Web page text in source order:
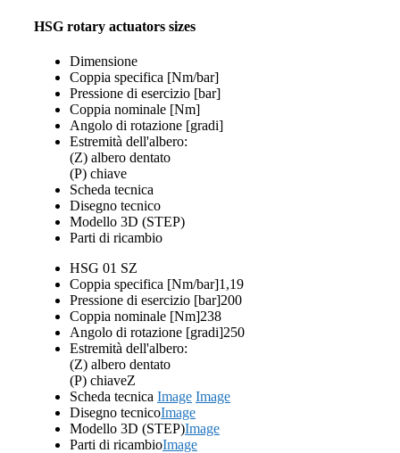
HSG rotary actuators sizes
Dimensione
Coppia specifica [Nm/bar]
Pressione di esercizio [bar]
Coppia nominale [Nm]
Angolo di rotazione [gradi]
Estremità dell'albero:
(Z) albero dentato
(P) chiave
Scheda tecnica
Disegno tecnico
Modello 3D (STEP)
Parti di ricambio
HSG 01 SZ
Coppia specifica [Nm/bar]1,19
Pressione di esercizio [bar]200
Coppia nominale [Nm]238
Angolo di rotazione [gradi]250
Estremità dell'albero:
(Z) albero dentato
(P) chiaveZ
Scheda tecnica Image Image
Disegno tecnicoImage
Modello 3D (STEP)Image
Parti di ricambioImage